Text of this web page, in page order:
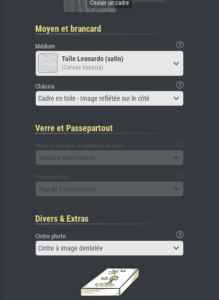
Moyen et brancard
Médium
Toile Leonardo (satin)
(Canvas Venezia)
Châssis
Cadre en toile - Image reflétée sur le côté
Verre et Passepartout
verre (y compris le panneau arrière)
Veuillez sélectionner
Passepartout
Pas de Passepartout
Divers & Extras
Cintre photo
Cintre à image dentelée